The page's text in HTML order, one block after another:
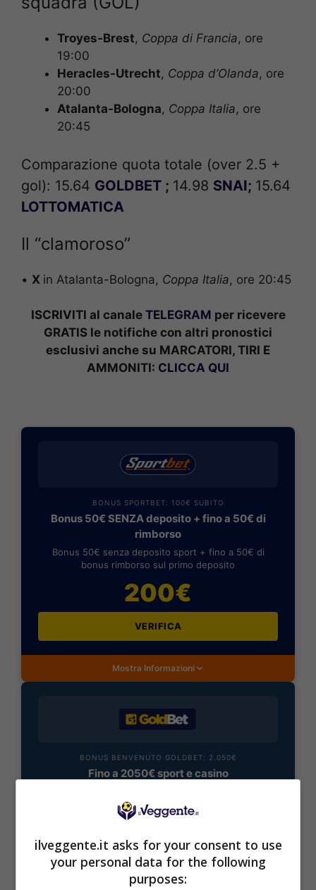
Troyes-Brest, Coppa di Francia, ore
19:00
Heracles-Utrecht, Coppa d’Olanda, ore
20:00
Atalanta-Bologna, Coppa Italia, ore
20:45
Comparazione quota totale (over 2.5 +
gol): 15.64 GOLDBET ; 14.98 SNAI; 15.64
LOTTOMATICA
Il “clamoroso”
• X in Atalanta-Bologna, Coppa Italia, ore 20:45
ISCRIVITI al canale TELEGRAM per ricevere
GRATIS le notifiche con altri pronostici
esclusivi anche su MARCATORI, TIRI E
AMMONITI: CLICCA QUI
BONUS SPORTBET: 100€ SUBITO
Bonus 50€ SENZA deposito + fino a 50€ di
rimborso
Bonus 50€ senza deposito sport + fino a 50€ di
bonus rimborso sul primo deposito
200€
VERIFICA
Mostra Informazioni
BONUS BENVENUTO GOLDBET: 2.050€
Fino a 2050€ sport e casino
Scommesse + 50% del primo deposito fino a 50€
VERIFICA
ilveggente.it asks for your consent to use
your personal data for the following
purposes: